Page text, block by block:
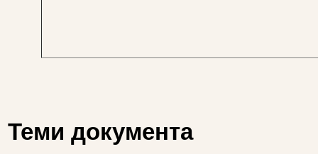
Теми документа